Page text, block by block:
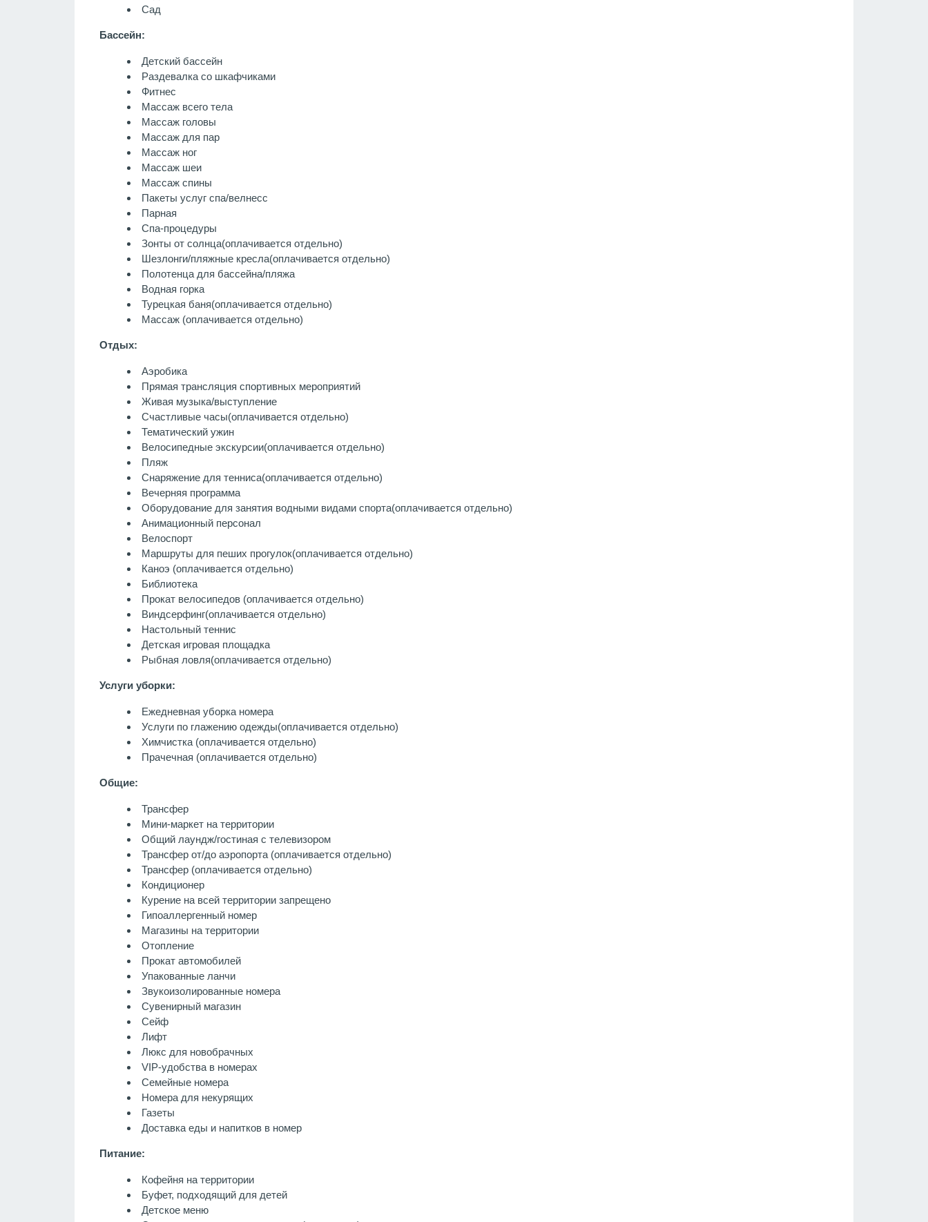
Сад
Бассейн:
Детский бассейн
Раздевалка со шкафчиками
Фитнес
Массаж всего тела
Массаж головы
Массаж для пар
Массаж ног
Массаж шеи
Массаж спины
Пакеты услуг спа/велнесс
Парная
Спа-процедуры
Зонты от солнца(оплачивается отдельно)
Шезлонги/пляжные кресла(оплачивается отдельно)
Полотенца для бассейна/пляжа
Водная горка
Турецкая баня(оплачивается отдельно)
Массаж (оплачивается отдельно)
Отдых:
Аэробика
Прямая трансляция спортивных мероприятий
Живая музыка/выступление
Счастливые часы(оплачивается отдельно)
Тематический ужин
Велосипедные экскурсии(оплачивается отдельно)
Пляж
Снаряжение для тенниса(оплачивается отдельно)
Вечерняя программа
Оборудование для занятия водными видами спорта(оплачивается отдельно)
Анимационный персонал
Велоспорт
Маршруты для пеших прогулок(оплачивается отдельно)
Каноэ (оплачивается отдельно)
Библиотека
Прокат велосипедов (оплачивается отдельно)
Виндсерфинг(оплачивается отдельно)
Настольный теннис
Детская игровая площадка
Рыбная ловля(оплачивается отдельно)
Услуги уборки:
Ежедневная уборка номера
Услуги по глажению одежды(оплачивается отдельно)
Химчистка (оплачивается отдельно)
Прачечная (оплачивается отдельно)
Общие:
Трансфер
Мини-маркет на территории
Общий лаундж/гостиная с телевизором
Трансфер от/до аэропорта (оплачивается отдельно)
Трансфер (оплачивается отдельно)
Кондиционер
Курение на всей территории запрещено
Гипоаллергенный номер
Магазины на территории
Отопление
Прокат автомобилей
Упакованные ланчи
Звукоизолированные номера
Сувенирный магазин
Сейф
Лифт
Люкс для новобрачных
VIP-удобства в номерах
Семейные номера
Номера для некурящих
Газеты
Доставка еды и напитков в номер
Питание:
Кофейня на территории
Буфет, подходящий для детей
Детское меню